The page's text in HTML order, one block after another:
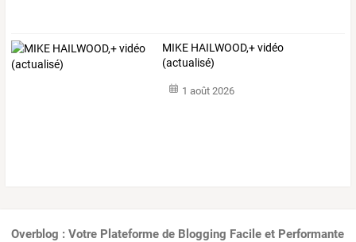
MIKE HAILWOOD,+ vidéo
(actualisé)
1 août 2026
Overblog : Votre Plateforme de Blogging Facile et Performante